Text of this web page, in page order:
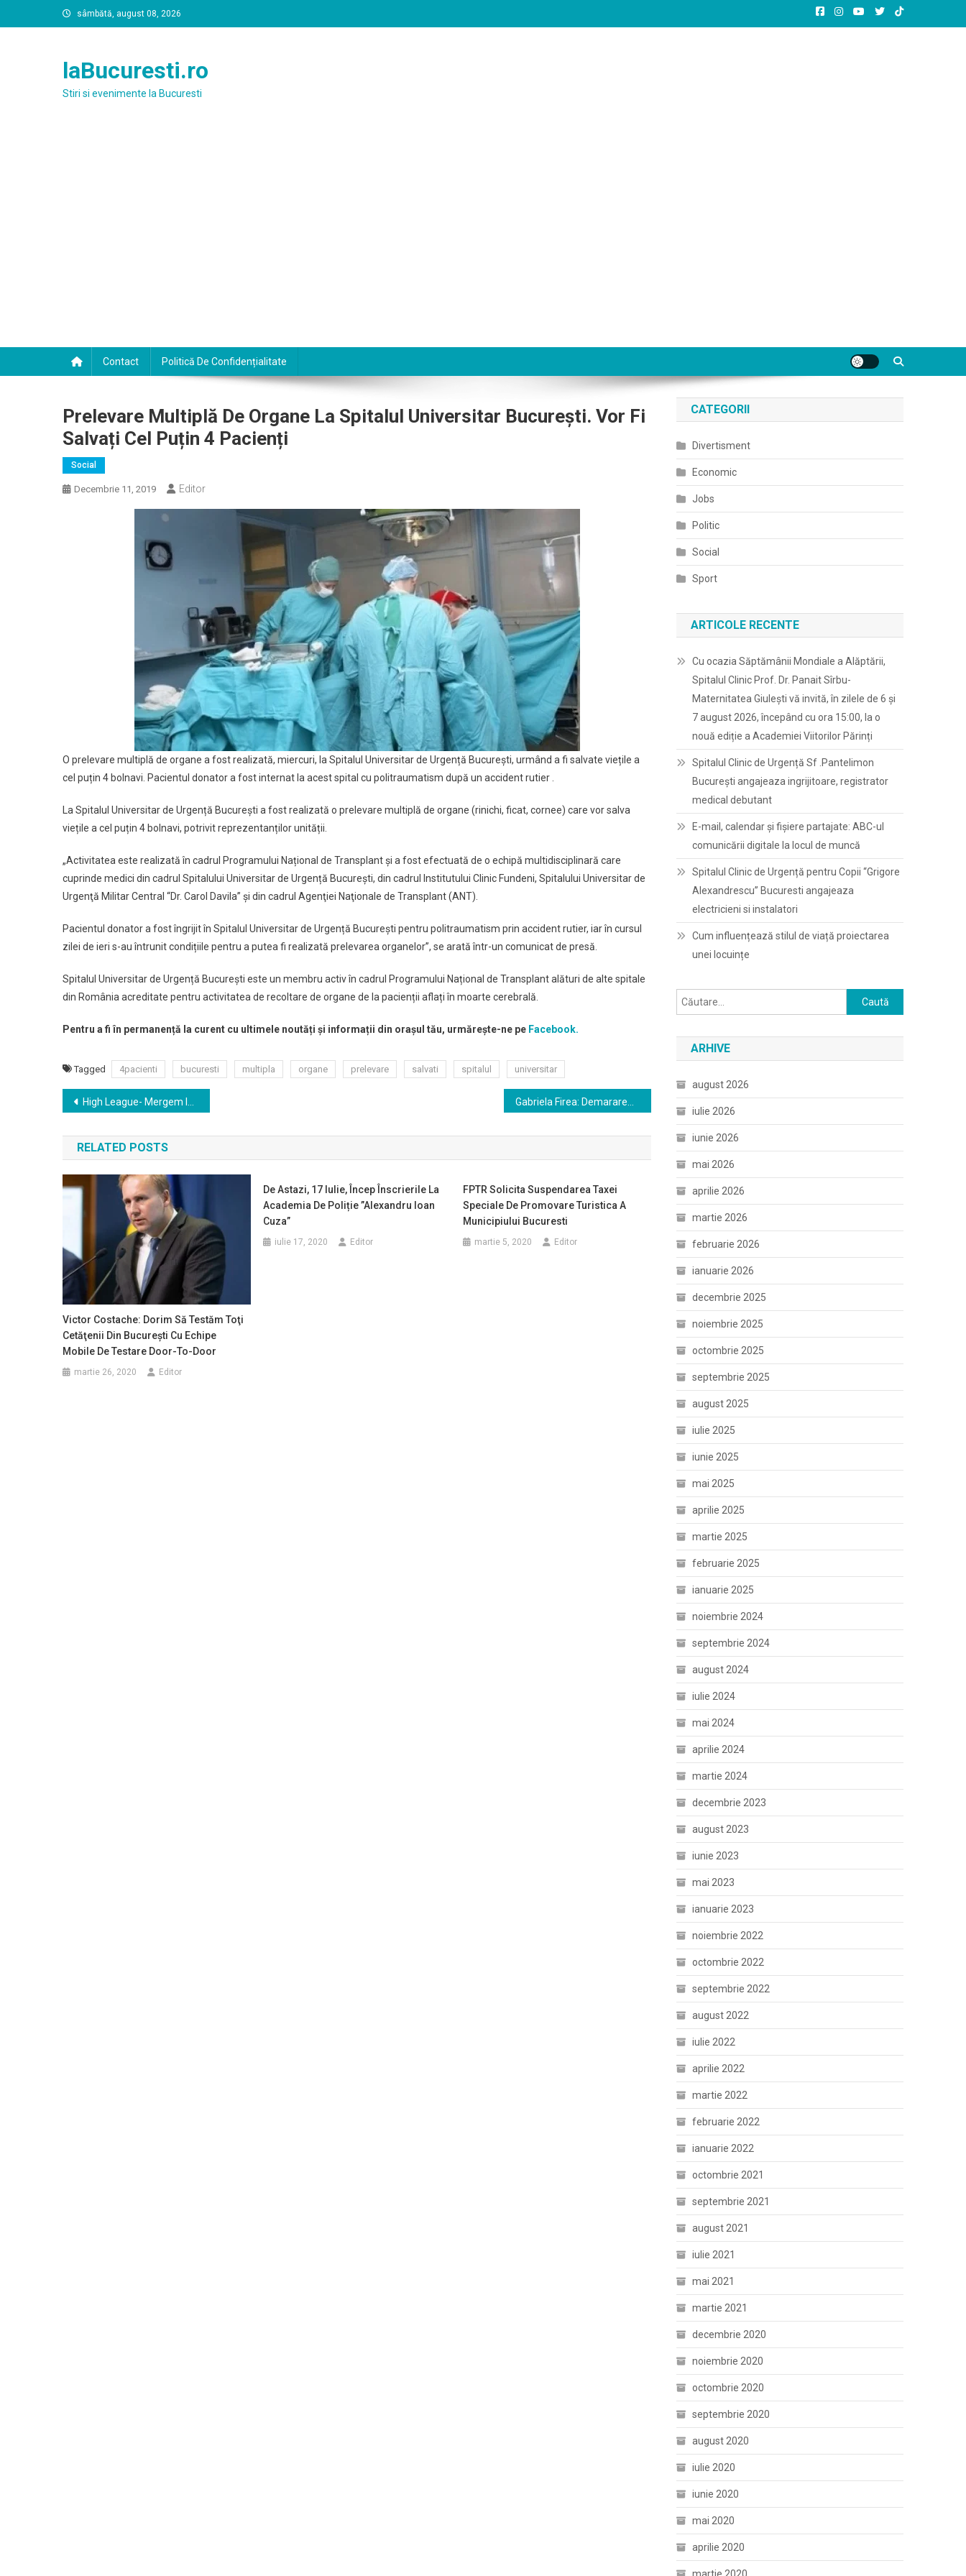
to
sâmbătă, august 08, 2026
laBucuresti.ro
Stiri si evenimente la Bucuresti
Contact Politică De Confidențialitate
Prelevare Multiplă De Organe La Spitalul Universitar București. Vor Fi
Salvați Cel Puțin 4 Pacienți
Social
Decembrie 11, 2019 Editor
O prelevare multiplă de organe a fost realizată, miercuri, la Spitalul Universitar de Urgență București, urmând a fi salvate viețile a
cel puțin 4 bolnavi. Pacientul donator a fost internat la acest spital cu politraumatism după un accident rutier .
La Spitalul Universitar de Urgență București a fost realizată o prelevare multiplă de organe (rinichi, ficat, cornee) care vor salva
viețile a cel puțin 4 bolnavi, potrivit reprezentanților unității.
„Activitatea este realizată în cadrul Programului Național de Transplant și a fost efectuată de o echipă multidisciplinară care
cuprinde medici din cadrul Spitalului Universitar de Urgență București, din cadrul Institutului Clinic Fundeni, Spitalului Universitar de
Urgenţă Militar Central “Dr. Carol Davila” și din cadrul Agenţiei Naţionale de Transplant (ANT).
Pacientul donator a fost îngrijit în Spitalul Universitar de Urgență București pentru politraumatism prin accident rutier, iar în cursul
zilei de ieri s-au întrunit condițiile pentru a putea fi realizată prelevarea organelor”, se arată într-un comunicat de presă.
Spitalul Universitar de Urgență București este un membru activ în cadrul Programului Național de Transplant alături de alte spitale
din România acreditate pentru activitatea de recoltare de organe de la pacienții aflați în moarte cerebrală.
Pentru a fi în permanență la curent cu ultimele noutăți și informații din orașul tău, urmărește-ne pe Facebook.
Tagged 4pacienti bucuresti multipla organe prelevare salvati spitalul universitar
Navigare
în
articole
High League- Mergem la teatru in asteptarea lui Mos Craciun
RELATED POSTS
Victor Costache: Dorim Să Testăm Toţi
Cetăţenii Din Bucureşti Cu Echipe
Mobile De Testare Door-To-Door
martie 26, 2020 Editor
De Astazi, 17 Iulie, Încep Înscrierile La
Academia De Poliție ”Alexandru Ioan
Cuza”
iulie 17, 2020 Editor
FPTR Solicita Suspendarea Taxei
Speciale De Promovare Turistica A
Municipiului Bucuresti
martie 5, 2020 Editor
CATEGORII
Divertisment
Economic
Jobs
Politic
Social
Sport
ARTICOLE RECENTE
Cu ocazia Săptămânii Mondiale a Alăptării,
Spitalul Clinic Prof. Dr. Panait Sîrbu-
Maternitatea Giulești vă invită, în zilele de 6 și
7 august 2026, începând cu ora 15:00, la o
nouă ediție a Academiei Viitorilor Părinți
Spitalul Clinic de Urgență Sf .Pantelimon
București angajeaza ingrijitoare, registrator
medical debutant
E-mail, calendar şi fişiere partajate: ABC-ul
comunicării digitale la locul de muncă
Spitalul Clinic de Urgență pentru Copii “Grigore
Alexandrescu” Bucuresti angajeaza
electricieni si instalatori
Cum influențează stilul de viață proiectarea
unei locuințe
Caută
după:
ARHIVE
august 2026
iulie 2026
iunie 2026
mai 2026
aprilie 2026
martie 2026
februarie 2026
ianuarie 2026
decembrie 2025
noiembrie 2025
octombrie 2025
septembrie 2025
august 2025
iulie 2025
iunie 2025
mai 2025
aprilie 2025
martie 2025
februarie 2025
ianuarie 2025
noiembrie 2024
septembrie 2024
august 2024
iulie 2024
mai 2024
aprilie 2024
martie 2024
decembrie 2023
august 2023
iunie 2023
mai 2023
ianuarie 2023
noiembrie 2022
octombrie 2022
septembrie 2022
august 2022
iulie 2022
aprilie 2022
martie 2022
februarie 2022
ianuarie 2022
octombrie 2021
septembrie 2021
august 2021
iulie 2021
mai 2021
martie 2021
decembrie 2020
noiembrie 2020
octombrie 2020
septembrie 2020
august 2020
iulie 2020
iunie 2020
mai 2020
aprilie 2020